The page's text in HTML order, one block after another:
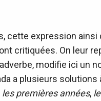
cette expression ainsi
critiquées. On leur
modifie ici un
a plusieurs
les premières années,